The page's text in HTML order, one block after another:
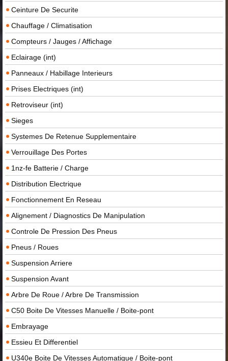
Ceinture De Securite
Chauffage / Climatisation
Compteurs / Jauges / Affichage
Eclairage (int)
Panneaux / Habillage Interieurs
Prises Electriques (int)
Retroviseur (int)
Sieges
Systemes De Retenue Supplementaire
Verrouillage Des Portes
1nz-fe Batterie / Charge
Distribution Electrique
Fonctionnement En Reseau
Alignement / Diagnostics De Manipulation
Controle De Pression Des Pneus
Pneus / Roues
Suspension Arriere
Suspension Avant
Arbre De Roue / Arbre De Transmission
C50 Boite De Vitesses Manuelle / Boite-pont
Embrayage
Essieu Et Differentiel
U340e Boite De Vitesses Automatique / Boite-pont